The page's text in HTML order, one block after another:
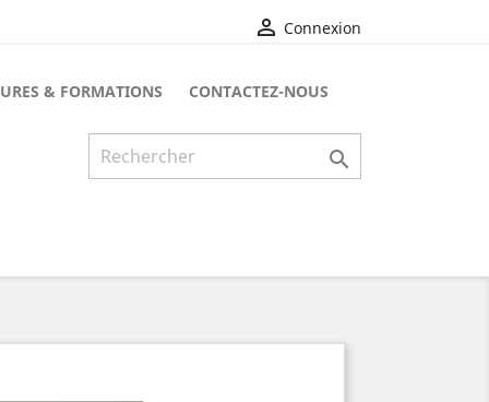
 Connexion
& FORMATIONS CONTACTEZ-NOUS
